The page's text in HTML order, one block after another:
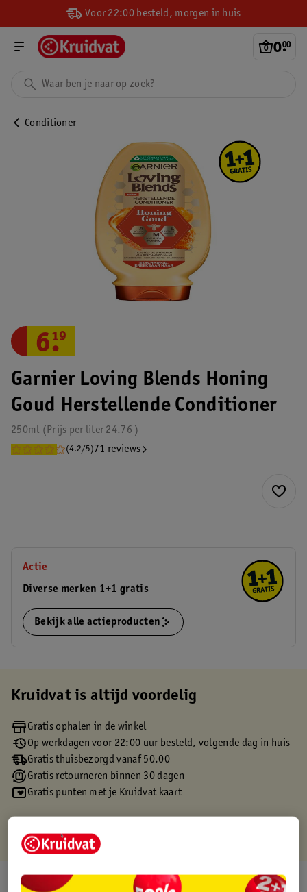
Voor 22:00 besteld, morgen in huis
0.
00
Conditioner
Garnier Loving Blends Honing
Goud Herstellende Conditioner
250ml 24.76
Prijs per liter
(4.2/5) 71 reviews
6.
19
Actie
Diverse merken 1+1 gratis
Bekijk alle actieproducten
Kruidvat is altijd voordelig
Gratis ophalen in de winkel
Op werkdagen voor 22:00 uur besteld, volgende dag in huis
Gratis thuisbezorgd vanaf 50.00
Gratis retourneren binnen 30 dagen
Gratis punten met je Kruidvat kaart
Over dit product